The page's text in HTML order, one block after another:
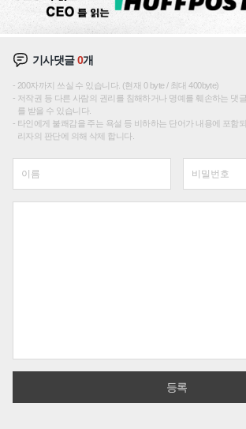
기사댓글0개
200자까지 쓰실 수 있습니다. (현재 0 byte / 최대 400byte)
저작권 등 다른 사람의 권리를 침해하거나 명예를 훼손하는 댓
를 받을 수 있습니다.
타인에게 불쾌감을 주는 욕설 등 비하하는 단어가 내용에 포함
리자의 판단에 의해 삭제 합니다.